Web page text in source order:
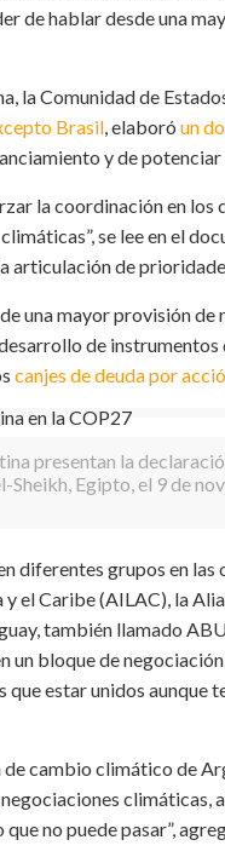
de hablar desde una
la Comunidad de
Brasil, elaboró un
y de
la coordinación en
se lee en el
articulación de
una mayor provisión
de
canjes de deuda por
presentan la
Sheikh, Egipto, el 9 de
diferentes grupos en
el Caribe (AILAC), la
también llamado
un bloque de
que estar unidos
cambio climático de
climáticas,
no puede pasar”,